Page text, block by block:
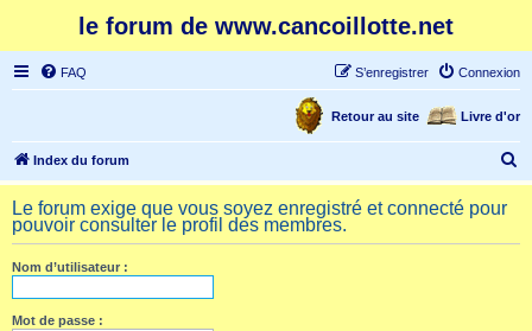
le forum de www.cancoillotte.net
FAQ Connexion
S’enregistrer
Livre d'or
Retour au site
Index du forum
e
h
Le forum exige que vous soyez enregistré et connecté pour
pouvoir consulter le profil des membres.
Nom d’utilisateur :
Mot de passe :